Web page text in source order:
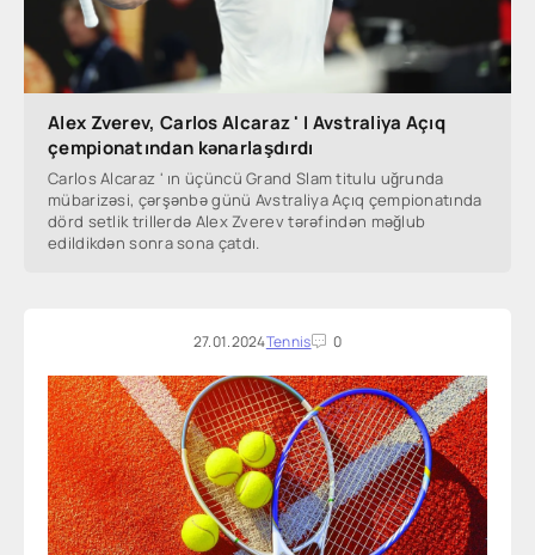
Alex Zverev, Carlos Alcaraz ' I Avstraliya Açıq
çempionatından kənarlaşdırdı
Carlos Alcaraz ' ın üçüncü Grand Slam titulu uğrunda
mübarizəsi, çərşənbə günü Avstraliya Açıq çempionatında
dörd setlik trillerdə Alex Zverev tərəfindən məğlub
edildikdən sonra sona çatdı.
27.01.2024Tennis 0